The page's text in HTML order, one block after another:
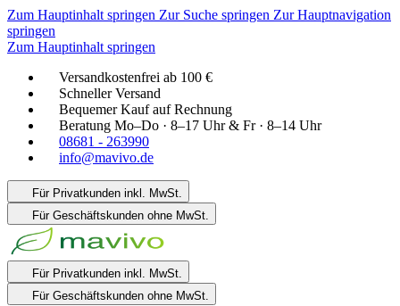
Zum Hauptinhalt springen Zur Suche springen Zur Hauptnavigation
springen
Zum Hauptinhalt springen
Versandkostenfrei ab 100 €
Schneller Versand
Bequemer Kauf auf Rechnung
Beratung Mo–Do · 8–17 Uhr & Fr · 8–14 Uhr
08681 - 263990
info@mavivo.de
Für Privatkunden inkl. MwSt.
Für Geschäftskunden ohne MwSt.
Für Privatkunden inkl. MwSt.
Für Geschäftskunden ohne MwSt.